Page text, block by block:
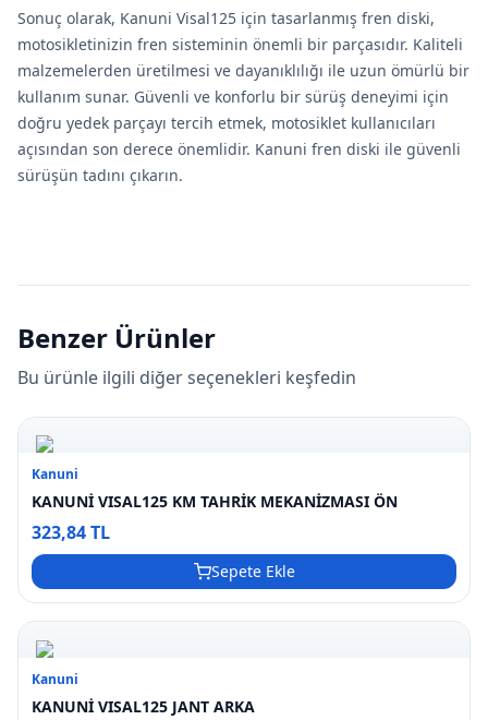
Sonuç olarak, Kanuni Visal125 için tasarlanmış fren diski,
motosikletinizin fren sisteminin önemli bir parçasıdır. Kaliteli
malzemelerden üretilmesi ve dayanıklılığı ile uzun ömürlü bir
kullanım sunar. Güvenli ve konforlu bir sürüş deneyimi için
doğru yedek parçayı tercih etmek, motosiklet kullanıcıları
açısından son derece önemlidir. Kanuni fren diski ile güvenli
sürüşün tadını çıkarın.
Benzer Ürünler
Bu ürünle ilgili diğer seçenekleri keşfedin
Kanuni
KANUNİ VISAL125 KM TAHRİK MEKANİZMASI ÖN
323,84 TL
Sepete Ekle
Kanuni
KANUNİ VISAL125 JANT ARKA